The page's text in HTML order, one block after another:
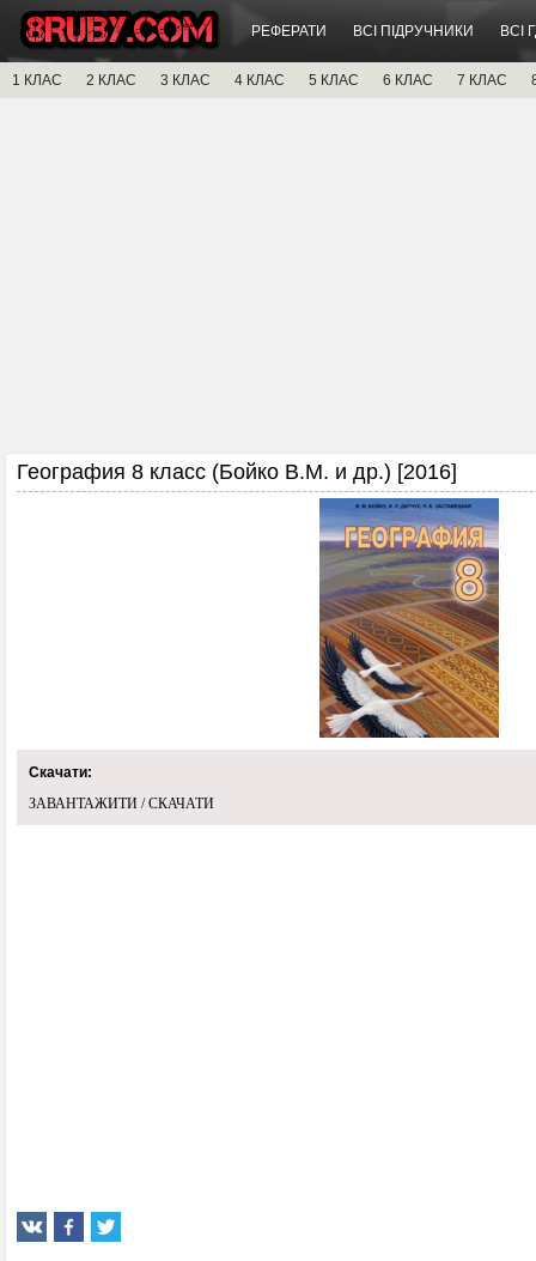
РЕФЕРАТИ ВСІ ПІДРУЧНИКИ ВСІ
1 КЛАС 2 КЛАС 3 КЛАС 4 КЛАС 5 КЛАС 6 КЛАС 7 КЛАС
География 8 класс (Бойко В.М. и др.) [2016]
Скачати:
ЗАВАНТАЖИТИ / СКАЧАТИ